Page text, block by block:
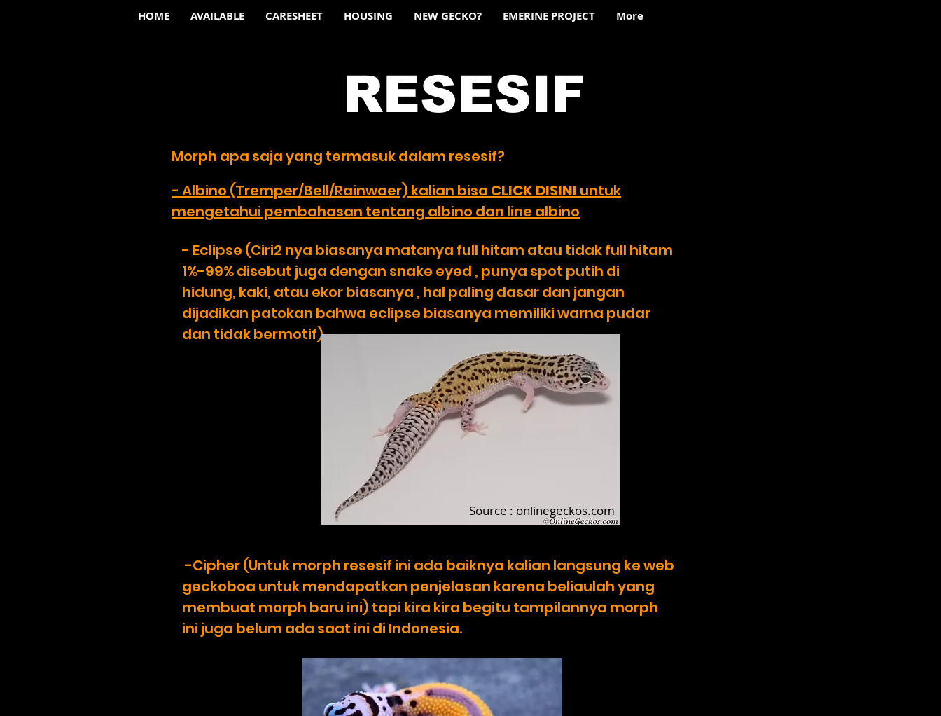
HOME AVAILABLE CARESHEET HOUSING NEW GECKO? EMERINE PROJECT More
RESESIF
RESESIF
Morph apa saja yang termasuk dalam resesif?
- Albino (Tremper/Bell/Rainwaer) kalian bisa CLICK DISINI untuk
mengetahui pembahasan tentang albino dan line albino
- Eclipse (Ciri2 nya biasanya matanya full hitam atau tidak full hitam
1%-99% disebut juga dengan snake eyed , punya spot putih di
hidung, kaki, atau ekor biasanya , hal paling dasar dan jangan
dijadikan patokan bahwa eclipse biasanya memiliki warna pudar
dan tidak bermotif)
-Cipher (Untuk morph resesif ini ada baiknya kalian langsung ke web
geckoboa untuk mendapatkan penjelasan karena beliaulah yang
membuat morph baru ini) tapi kira kira begitu tampilannya morph
ini juga belum ada saat ini di Indonesia.
Source : onlinegeckos.com